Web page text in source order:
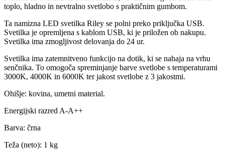
toplo, hladno in nevtralno svetlobo s praktičnim gumbom.
Ta namizna LED svetilka Riley se polni preko priključka USB.
Svetilka je opremljena s kablom USB, ki je priložen ob nakupu.
Svetilka ima zmogljivost delovanja do 24 ur.
Svetilka ima zatemnitveno funkcijo na dotik, ki se nahaja na vrhu
senčnika. To omogoča spreminjanje barve svetlobe s temperaturami
3000K, 4000K in 6000K ter jakost svetlobe z 3 jakostmi.
Ohišje: kovina, umetni material.
Energijski razred A-A++
Barva: črna
Teža (neto): 1 kg